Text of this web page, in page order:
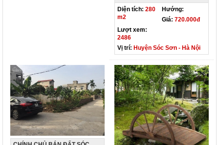
Diện tích: 280
m2
Hướng:
Giá: 720.000đ
Lượt xem:
2486
Vị trí: Huyện Sóc Sơn - Hà Nội